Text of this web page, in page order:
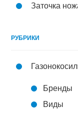
Заточка
РУБРИКИ
Бренды
Виды